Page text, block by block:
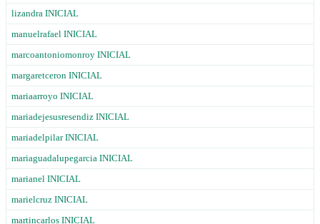
lizandra INICIAL
manuelrafael INICIAL
marcoantoniomonroy INICIAL
margaretceron INICIAL
mariaarroyo INICIAL
mariadejesusresendiz INICIAL
mariadelpilar INICIAL
mariaguadalupegarcia INICIAL
marianel INICIAL
marielcruz INICIAL
martincarlos INICIAL